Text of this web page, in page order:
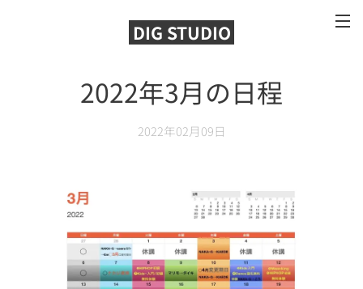
DIG STUDIO
2022年3月の日程
2022年02月09日